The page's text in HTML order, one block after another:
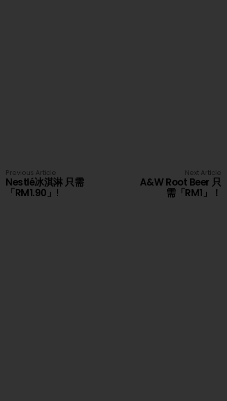
Previous Article
Nestlé冰淇淋 只需
「RM1.90」!
Next Article
A&W Root Beer 只
需「RM1」！